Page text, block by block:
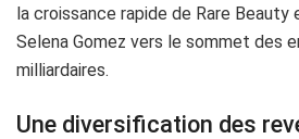
la croissance rapide de Rare Beauty
Selena Gomez vers le sommet des
milliardaires.
Une diversification des